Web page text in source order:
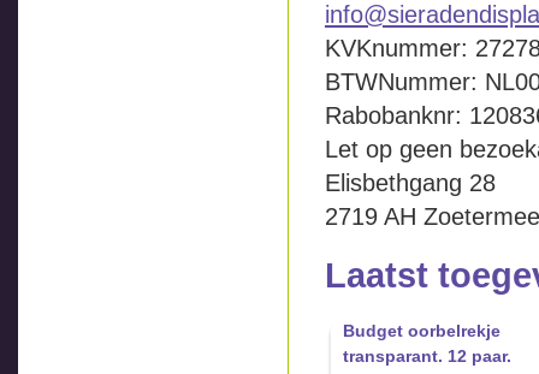
KVKnummer:
BTWNummer:
Rabobanknr:
Let op geen
Elisbethgang 28
2719 AH
Laatst
Budget oorbelrekje
transparant. 12 paar.